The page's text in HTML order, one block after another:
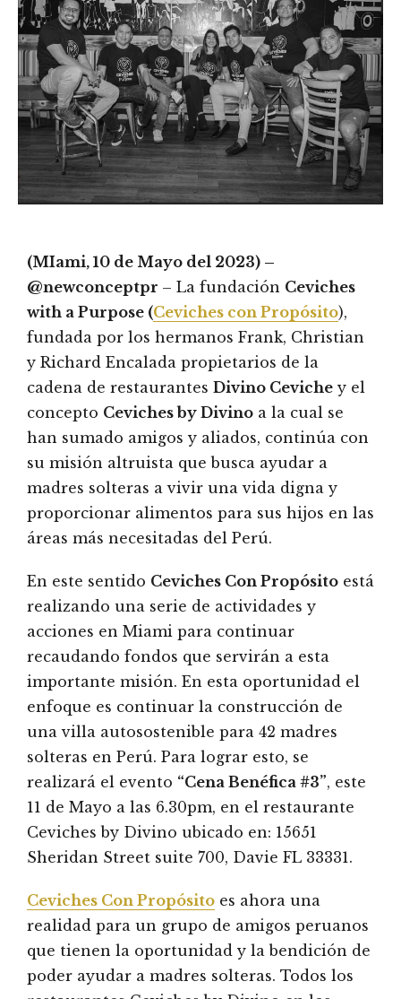
(MIami, 10 de Mayo del 2023) –
@newconceptpr – La fundación Ceviches
with a Purpose (Ceviches con Propósito),
fundada por los hermanos Frank, Christian
y Richard Encalada propietarios de la
cadena de restaurantes Divino Ceviche y el
concepto Ceviches by Divino a la cual se
han sumado amigos y aliados, continúa con
su misión altruista que busca ayudar a
madres solteras a vivir una vida digna y
proporcionar alimentos para sus hijos en las
áreas más necesitadas del Perú.
En este sentido Ceviches Con Propósito está
realizando una serie de actividades y
acciones en Miami para continuar
recaudando fondos que servirán a esta
importante misión. En esta oportunidad el
enfoque es continuar la construcción de
una villa autosostenible para 42 madres
solteras en Perú. Para lograr esto, se
realizará el evento “Cena Benéfica #3”, este
11 de Mayo a las 6.30pm, en el restaurante
Ceviches by Divino ubicado en: 15651
Sheridan Street suite 700, Davie FL 33331.
Ceviches Con Propósito es ahora una
realidad para un grupo de amigos peruanos
que tienen la oportunidad y la bendición de
poder ayudar a madres solteras. Todos los